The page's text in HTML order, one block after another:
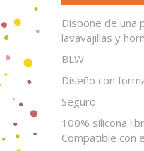
Dispone de una
lavavajillas y
BLW
Diseño con
Seguro
100% silicona
Compatible con